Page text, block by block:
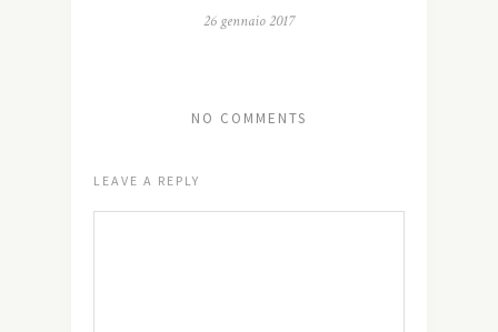
26 gennaio 2017
NO COMMENTS
LEAVE A REPLY